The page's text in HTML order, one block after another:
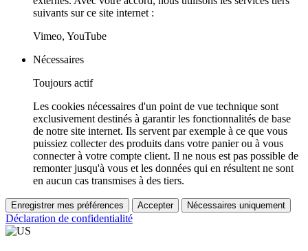
suivants sur ce site internet :
Vimeo, YouTube
Nécessaires
Toujours actif
Les cookies nécessaires d'un point de vue technique sont
exclusivement destinés à garantir les fonctionnalités de base
de notre site internet. Ils servent par exemple à ce que vous
puissiez collecter des produits dans votre panier ou à vous
connecter à votre compte client. Il ne nous est pas possible de
remonter jusqu'à vous et les données qui en résultent ne sont
en aucun cas transmises à des tiers.
Enregistrer mes préférences Accepter Nécessaires uniquement
Déclaration de confidentialité